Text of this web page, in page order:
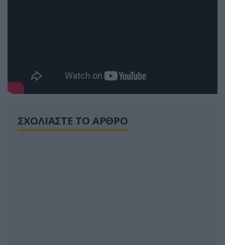
ΣΧΟΛΙΑΣΤΕ ΤΟ ΑΡΘΡΟ